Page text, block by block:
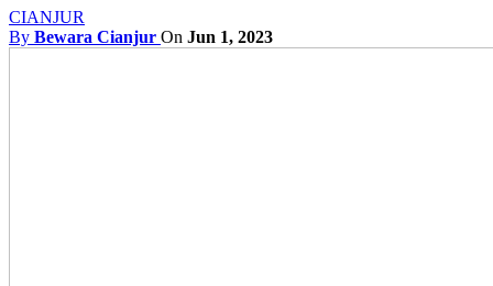
CIANJUR
By Bewara Cianjur On Jun 1, 2023